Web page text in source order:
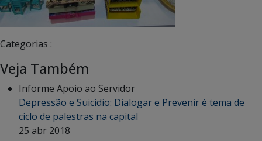
Categorias :
Veja Também
Informe Apoio ao Servidor
Depressão e Suicídio: Dialogar e Prevenir é tema de
ciclo de palestras na capital
25 abr 2018